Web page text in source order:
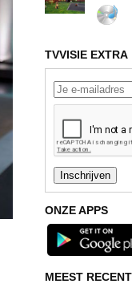
TVVISIE EXTRA
ONZE APPS
MEEST